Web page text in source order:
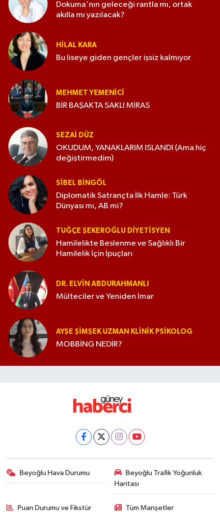
Dokuma'nın geleceği rantla mı, ortak
akılla mı yazılacak?
HILAL KARA
Bu liseye giden gençler işsiz kalmıyor
MEHMET YEMENICI
BİR BAŞAKTA SAKLI MİRAS
SEZAI DÜZ
OKUDUM, YANAKLARIM ISLANDI (Ama hiç
değiştirmedim)
SIBEL BINGÖL
Diplomatik Satrançta İlk Hamle: Türk
Dünyası mı, AB mi?
TUĞÇE ŞEKEROĞLU DIYETISYEN
Hamilelikte Beslenme ve Sağlıklı Bir
Hamilelik İçin İpuçları
DR. ELVIN ABDURAHMANLI
Mülteciler ve Yeniden İmar
AYŞE ŞIMŞEK UZMAN KLINIK PSIKOLOG
MOBBİNG NEDİR?
Beyoğlu Hava Durumu
Beyoğlu Trafik Yoğunluk
Haritası
Puan Durumu ve Fikstür Tüm Manşetler